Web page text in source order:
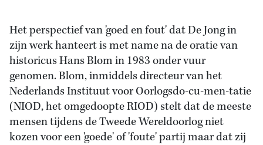
Het perspectief van 'goed en fout' dat De Jong in
zijn werk hanteert is met name na de oratie van
historicus Hans Blom in 1983 onder vuur
genomen. Blom, inmiddels directeur van het
Nederlands Instituut voor Oorlogsdo-cu-men-tatie
(NIOD, het omgedoopte RIOD) stelt dat de meeste
mensen tijdens de Tweede Wereldoorlog niet
kozen voor een 'goede' of 'foute' partij maar dat zij